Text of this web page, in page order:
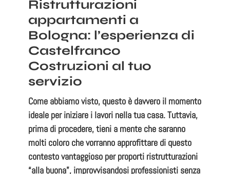
Ristrutturazioni
appartamenti a
Bologna: l’esperienza di
Castelfranco
Costruzioni al tuo
servizio
Come abbiamo visto, questo è davvero il momento
ideale per iniziare i lavori nella tua casa. Tuttavia,
prima di procedere, tieni a mente che saranno
molti coloro che vorranno approfittare di questo
contesto vantaggioso per proporti ristrutturazioni
“alla buona”, improvvisandosi professionisti senza